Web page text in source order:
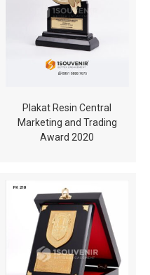
Plakat Resin Central
Marketing and Trading
Award 2020